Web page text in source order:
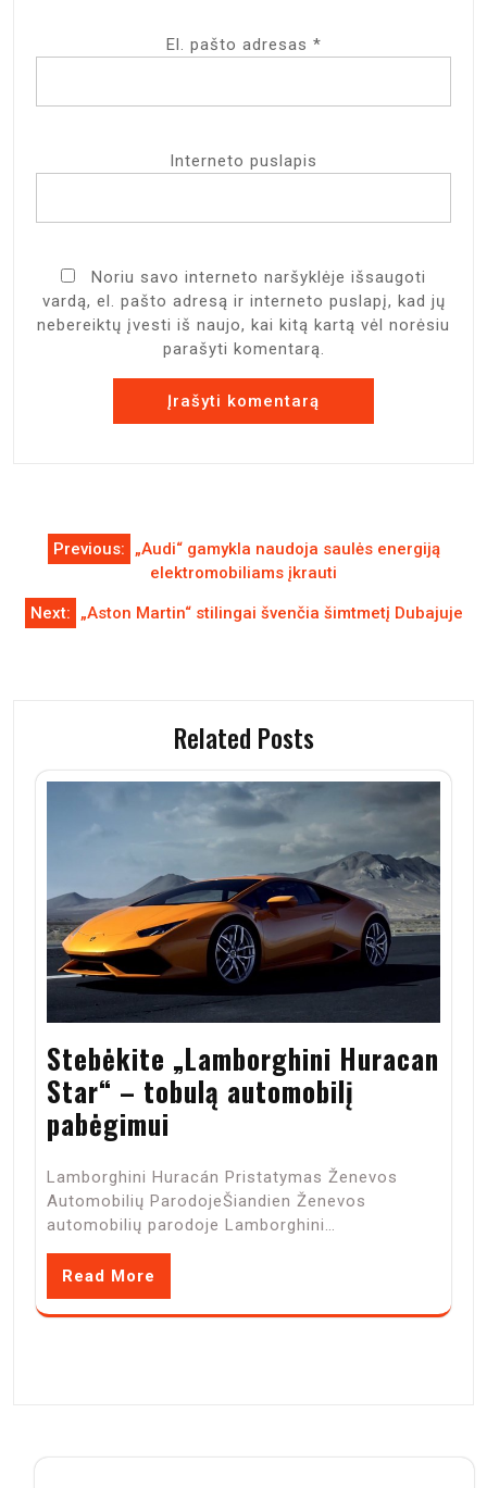
El. pašto adresas *
Interneto puslapis
Noriu savo interneto naršyklėje išsaugoti
vardą, el. pašto adresą ir interneto puslapį, kad jų
nebereiktų įvesti iš naujo, kai kitą kartą vėl norėsiu
parašyti komentarą.
Navigacija
tarp
įrašų
Previous:
„Audi“ gamykla naudoja saulės energiją
elektromobiliams įkrauti
Next: „Aston Martin“ stilingai švenčia šimtmetį Dubajuje
Related Posts
Stebėkite „Lamborghini Huracan
Star“ – tobulą automobilį
pabėgimui
Lamborghini Huracán Pristatymas Ženevos
Automobilių ParodojeŠiandien Ženevos
automobilių parodoje Lamborghini…
Read More